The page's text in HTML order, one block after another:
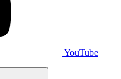
YouTube